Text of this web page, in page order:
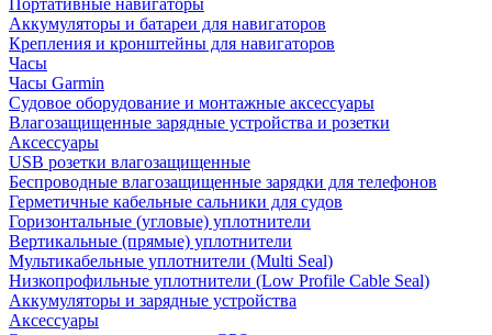
Портативные навигаторы
Аккумуляторы и батареи для навигаторов
Крепления и кронштейны для навигаторов
Часы
Часы Garmin
Судовое оборудование и монтажные аксессуары
Влагозащищенные зарядные устройства и розетки
Аксессуары
USB розетки влагозащищенные
Беспроводные влагозащищенные зарядки для телефонов
Герметичные кабельные сальники для судов
Горизонтальные (угловые) уплотнители
Вертикальные (прямые) уплотнители
Мультикабельные уплотнители (Multi Seal)
Низкопрофильные уплотнители (Low Profile Cable Seal)
Аккумуляторы и зарядные устройства
Аксессуары